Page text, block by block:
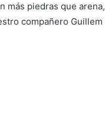
más piedras que arena,
compañero Guillem